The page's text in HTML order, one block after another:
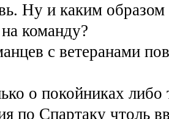
Ну и каким образом
команду?
с ветеранами
о покойниках
по Спартаку чтоль